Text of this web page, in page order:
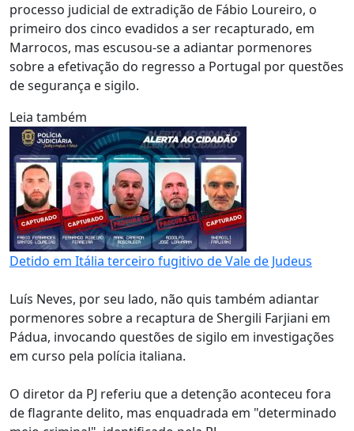
processo judicial de extradição de Fábio Loureiro, o
primeiro dos cinco evadidos a ser recapturado, em
Marrocos, mas escusou-se a adiantar pormenores
sobre a efetivação do regresso a Portugal por questões
de segurança e sigilo.
Leia também
Detido em Itália terceiro fugitivo de Vale de Judeus
Luís Neves, por seu lado, não quis também adiantar
pormenores sobre a recaptura de Shergili Farjiani em
Pádua, invocando questões de sigilo em investigações
em curso pela polícia italiana.
O diretor da PJ referiu que a detenção aconteceu fora
de flagrante delito, mas enquadrada em "determinado